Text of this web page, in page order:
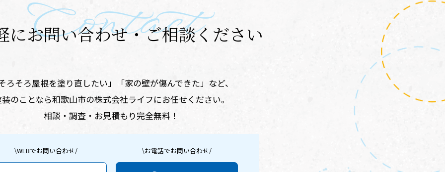
Contact
にお問い合わせ・ご相談ください
ろそろ屋根を塗り直したい」
​「家の壁が傷んできた」など、
のことなら和歌山市の株式会社ライフにお任せください。
相談・調査・お見積もり完全無料！
\WEBでお問い合わせ/ \お電話でお問い合わせ/